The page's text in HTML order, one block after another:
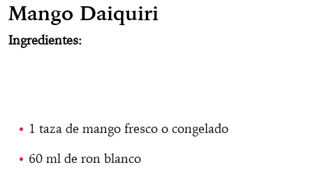
Mango Daiquiri
Ingredientes:
1 taza de mango fresco o congelado
60 ml de ron blanco